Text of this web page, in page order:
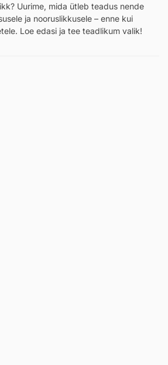
Uurime, mida ütleb teadus nende
ja nooruslikkusele – enne kui
Loe edasi ja tee teadlikum valik!